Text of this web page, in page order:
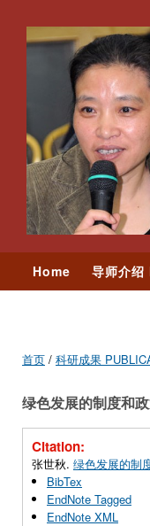
Home 导师介
首页 / 科研成果
绿色发展的制度和
Citation:
张世秋. 绿色发展的制
BibTex
EndNote Tagged
EndNote XML